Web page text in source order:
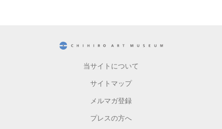
当サイトについて
サイトマップ
メルマガ登録
プレスの方へ